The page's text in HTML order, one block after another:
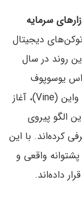
سرمایه
دیجیتال
روند در سال
یوسوپوف
(Rus Yusupov)، یکی از بنیان‌گذاران اپلیکیشن واین (Vine)، آغاز
از این الگو پیروی
کرده‌اند. با این
واقعی و
داده‌اند.